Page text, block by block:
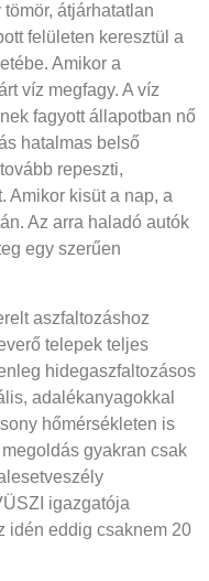
átjárhatatlan
felületen keresztül a
Amikor a
víz megfagy. A víz
fagyott állapotban nő
hatalmas belső
repeszti,
Amikor kisüt a nap, a
Az arra haladó autók
egy szerűen
aszfaltozáshoz
telepek teljes
hidegaszfaltozásos
adalékanyagokkal
hőmérsékleten is
gyakran csak
igazgatója
idén eddig csaknem 20